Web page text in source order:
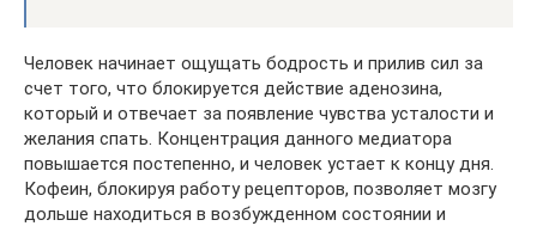
Человек начинает ощущать бодрость и прилив сил за
счет того, что блокируется действие аденозина,
который и отвечает за появление чувства усталости и
желания спать. Концентрация данного медиатора
повышается постепенно, и человек устает к концу дня.
Кофеин, блокируя работу рецепторов, позволяет мозгу
дольше находиться в возбужденном состоянии и